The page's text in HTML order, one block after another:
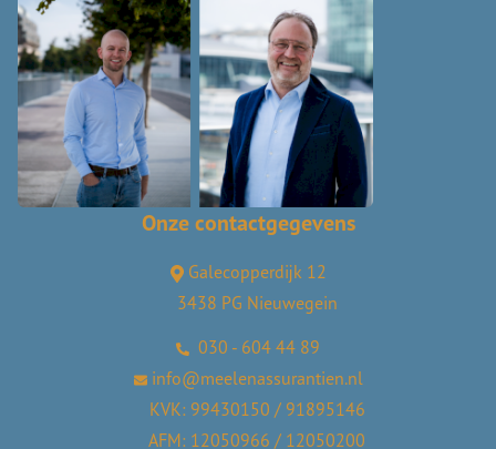
Onze contactgegevens
Galecopperdijk 12
3438 PG Nieuwegein
030 - 604 44 89
info@meelenassurantien.nl
KVK: 99430150 / 91895146
AFM: 12050966 / 12050200